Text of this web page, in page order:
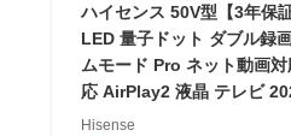
ハイセンス 50V型【3年保
LED 量子ドット ダブル録
ムモード Pro ネット動画
応 AirPlay2 液晶 テレビ
Hisense